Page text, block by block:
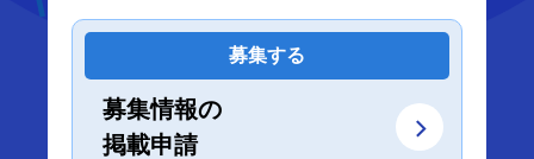
募集する
募集情報の
掲載申請